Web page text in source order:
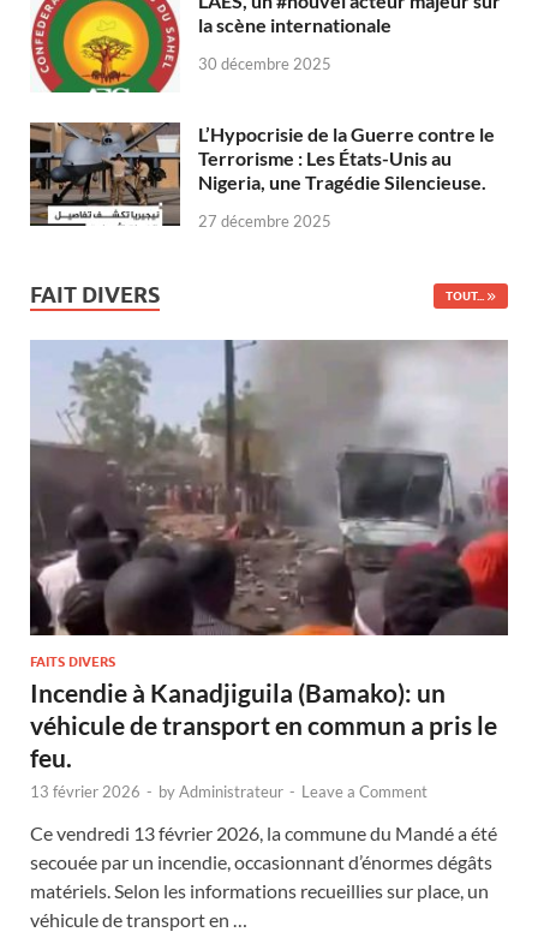
la scène internationale
30 décembre 2025
L’Hypocrisie de la Guerre contre le
Terrorisme : Les États-Unis au
Nigeria, une Tragédie Silencieuse.
27 décembre 2025
FAIT DIVERS TOUT...
FAITS DIVERS
Incendie à Kanadjiguila (Bamako): un
véhicule de transport en commun a pris le
feu.
13 février 2026 - byAdministrateur - Leave a Comment
Ce vendredi 13 février 2026, la commune du Mandé a été
secouée par un incendie, occasionnant d’énormes dégâts
matériels. Selon les informations recueillies sur place, un
véhicule de transport en …